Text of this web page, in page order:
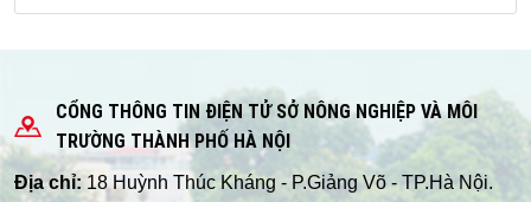
CỔNG THÔNG TIN ĐIỆN TỬ SỞ NÔNG NGHIỆP VÀ MÔI
TRƯỜNG THÀNH PHỐ HÀ NỘI
Địa chỉ: 18 Huỳnh Thúc Kháng - P.Giảng Võ - TP.Hà Nội.